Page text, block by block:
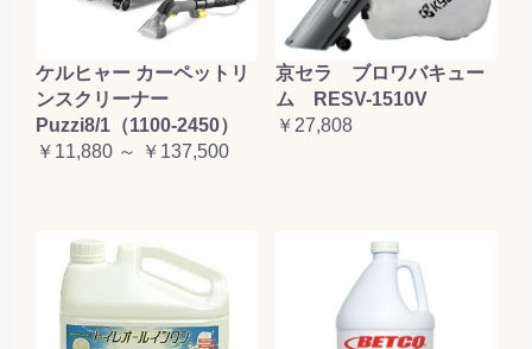
ケルヒャー カーペットリ
ンスクリーナー
Puzzi8/1（1100-2450）
￥11,880 ～ ￥137,500
京セラ ブロワバキュー
ム RESV-1510V
￥27,808